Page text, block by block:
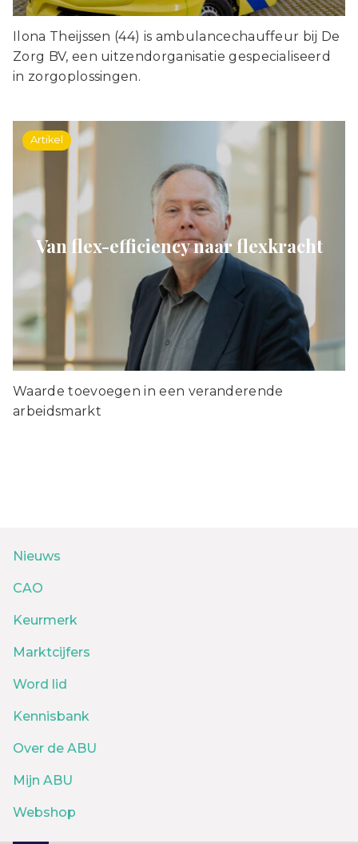
Ilona Theijssen (44) is ambulancechauffeur bij De
Zorg BV, een uitzendorganisatie gespecialiseerd
in zorgoplossingen.
Artikel
Van flex-efficiency naar flexkracht
Waarde toevoegen in een veranderende
arbeidsmarkt
Nieuws
CAO
Keurmerk
Marktcijfers
Word lid
Kennisbank
Over de ABU
Mijn ABU
Webshop